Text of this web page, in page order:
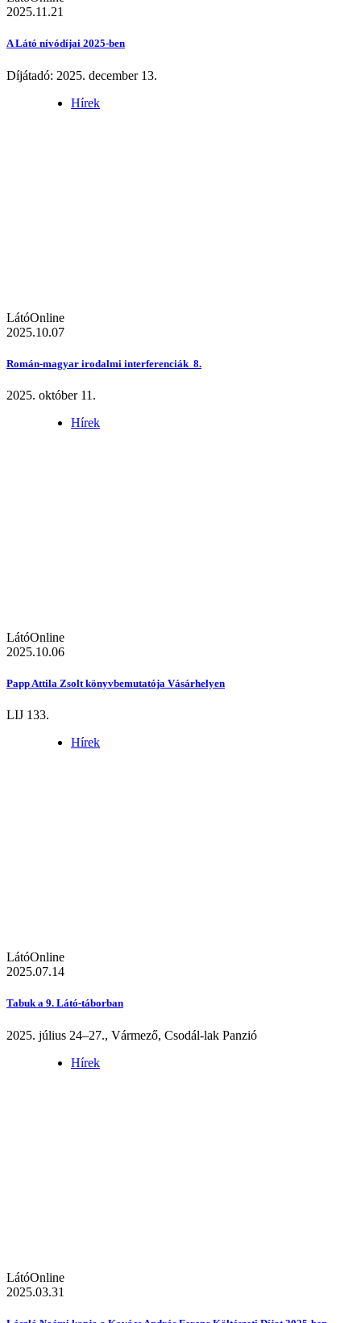
2025.11.21
A Látó nívódíjai 2025-ben
Díjátadó: 2025. december 13.
Hírek
LátóOnline
2025.10.07
Román-magyar irodalmi interferenciák 8.
2025. október 11.
Hírek
LátóOnline
2025.10.06
Papp Attila Zsolt könyvbemutatója Vásárhelyen
LIJ 133.
Hírek
LátóOnline
2025.07.14
Tabuk a 9. Látó-táborban
2025. július 24–27., Vármező, Csodál-lak Panzió
Hírek
LátóOnline
2025.03.31